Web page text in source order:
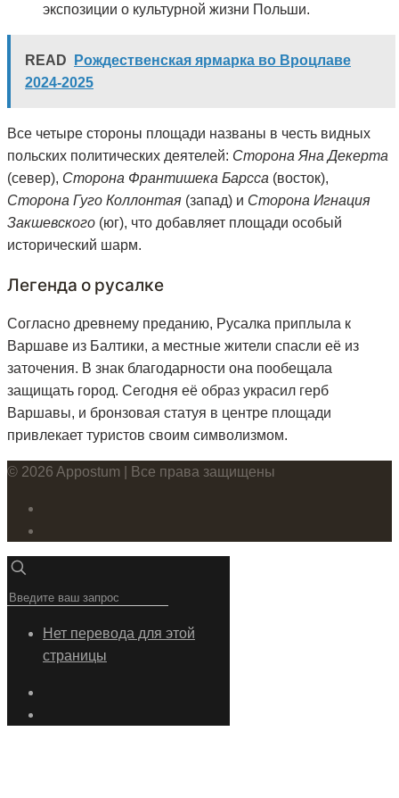
экспозиции о культурной жизни Польши.
READ
Рождественская ярмарка во Вроцлаве
2024-2025
Все четыре стороны площади названы в честь видных
польских политических деятелей: Сторона Яна Декерта
(север), Сторона Франтишека Барсса (восток),
Сторона Гуго Коллонтая (запад) и Сторона Игнация
Закшевского (юг), что добавляет площади особый
исторический шарм​.
Легенда о русалке
Согласно древнему преданию, Русалка приплыла к
Варшаве из Балтики, а местные жители спасли её из
заточения. В знак благодарности она пообещала
защищать город. Сегодня её образ украсил герб
Варшавы, и бронзовая статуя в центре площади
привлекает туристов своим символизмом.
© 2026 Appostum | Все права защищены
Нет перевода для этой
страницы